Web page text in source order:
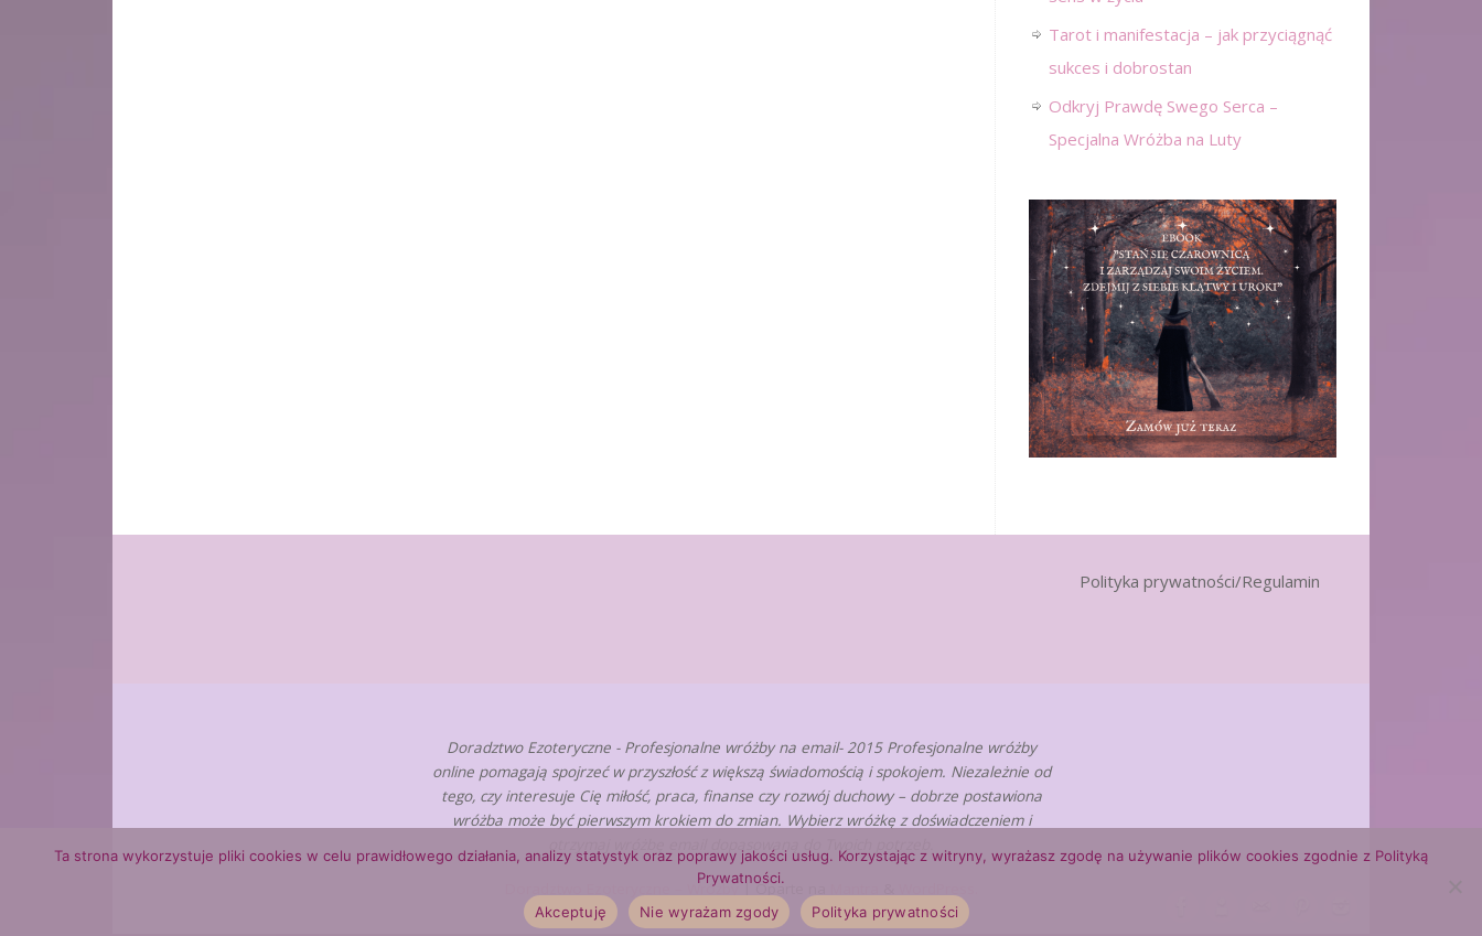
Tarot i manifestacja – jak przyciągnąć
sukces i dobrostan
Odkryj Prawdę Swego Serca –
Specjalna Wróżba na Luty
Polityka prywatności/Regulamin
Doradztwo Ezoteryczne - Profesjonalne wróżby na email- 2015 Profesjonalne wróżby
online pomagają spojrzeć w przyszłość z większą świadomością i spokojem. Niezależnie od
tego, czy interesuje Cię miłość, praca, finanse czy rozwój duchowy – dobrze postawiona
wróżba może być pierwszym krokiem do zmian. Wybierz wróżkę z doświadczeniem i
otrzymaj wróżbę email dopasowaną do Twoich potrzeb.
Doradztwo Ezoteryczne – Wróżby| Oparte na
Ta strona wykorzystuje pliki cookies w celu prawidłowego działania, analizy statystyk oraz poprawy jakości usług. Korzystając z witryny, wyrażasz zgodę na używanie plików cookies zgodnie z Polityką
Prywatności.
Akceptuję
Nie wyrażam zgody Polityka prywatności